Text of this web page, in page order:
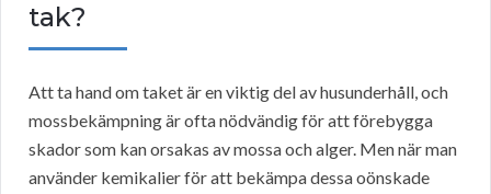
tak?
Att ta hand om taket är en viktig del av husunderhåll, och
mossbekämpning är ofta nödvändig för att förebygga
skador som kan orsakas av mossa och alger. Men när man
använder kemikalier för att bekämpa dessa oönskade